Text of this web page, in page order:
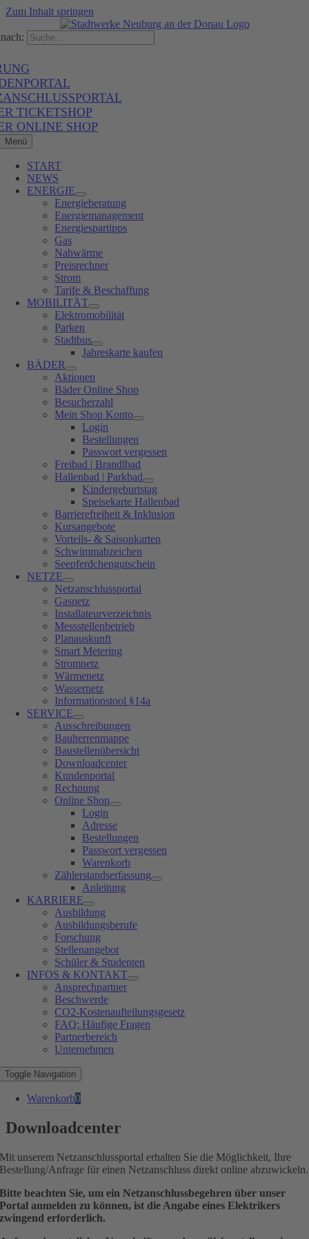
Zum Inhalt springen
TICKETSHOP
ONLINE SHOP
Menü
START
NEWS
ENERGIE
Energieberatung
Energiemanagement
Energiespartipps
Gas
Nahwärme
Preisrechner
Strom
Tarife & Beschaffung
MOBILITÄT
Elektromobilität
Parken
Stadtbus
Jahreskarte kaufen
BÄDER
Aktionen
Bäder Online Shop
Besucherzahl
Mein Shop Konto
Login
Bestellungen
Passwort vergessen
Freibad | Brandlbad
Hallenbad | Parkbad
Kindergeburtstag
Speisekarte Hallenbad
Barrierefreiheit & Inklusion
Kursangebote
Vorteils- & Saisonkarten
Schwimmabzeichen
Seepferdchengutschein
NETZE
Netzanschlussportal
Gasnetz
Installateurverzeichnis
Messstellenbetrieb
Planauskunft
Smart Metering
Stromnetz
Wärmenetz
Wassernetz
Informationstool §14a
SERVICE
Ausschreibungen
Bauherrenmappe
Baustellenübersicht
Downloadcenter
Kundenportal
Rechnung
Online Shop
Login
Adresse
Bestellungen
Passwort vergessen
Warenkorb
Zählerstandserfassung
Anleitung
KARRIERE
Ausbildung
Ausbildungsberufe
Forschung
Stellenangebot
Schüler & Studenten
INFOS & KONTAKT
Ansprechpartner
Beschwerde
CO2-Kostenaufteilungsgesetz
FAQ: Häufige Fragen
Partnerbereich
Unternehmen
Toggle Navigation
Warenkorb0
Downloadcenter
Mit unserem Netzanschlussportal erhalten Sie die Möglichkeit, Ihre
Bestellung/Anfrage für einen Netzanschluss direkt online abzuwickeln.
Bitte beachten Sie, um ein Netzanschlussbegehren über unser
Portal anmelden zu können, ist die Angabe eines Elektrikers
zwingend erforderlich.